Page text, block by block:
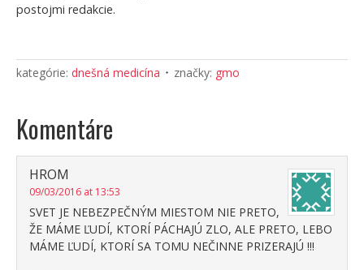
postojmi redakcie.
kategórie: dnešná medicína značky: gmo
Komentáre
HROM
09/03/2016 at 13:53
SVET JE NEBEZPEČNÝM MIESTOM NIE PRETO,
ŽE MÁME ĽUDÍ, KTORÍ PÁCHAJÚ ZLO, ALE PRETO, LEBO
MÁME ĽUDÍ, KTORÍ SA TOMU NEČINNE PRIZERAJÚ !!!